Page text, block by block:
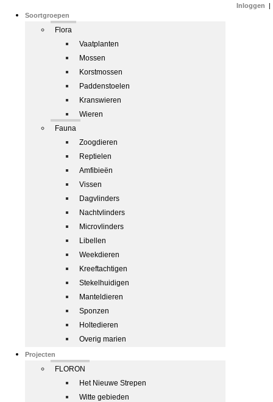
Soortgroepen
Flora
Vaatplanten
Mossen
Korstmossen
Paddenstoelen
Kranswieren
Wieren
Fauna
Zoogdieren
Reptielen
Amfibieën
Vissen
Dagvlinders
Nachtvlinders
Microvlinders
Libellen
Weekdieren
Kreeftachtigen
Stekelhuidigen
Manteldieren
Sponzen
Holtedieren
Overig marien
Projecten
FLORON
Het Nieuwe Strepen
Witte gebieden
Inloggen |